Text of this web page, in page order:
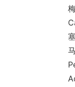
梅兰妮·奥
Canco
塞康·德拉
马里亚诺·
Pepa
Adrián